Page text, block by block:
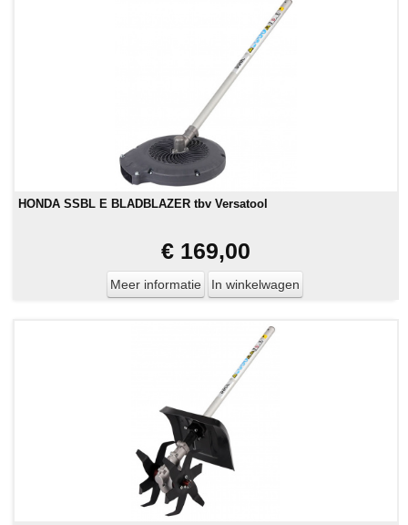
HONDA SSBL E BLADBLAZER tbv Versatool
€ 169,00
Meer informatie In winkelwagen